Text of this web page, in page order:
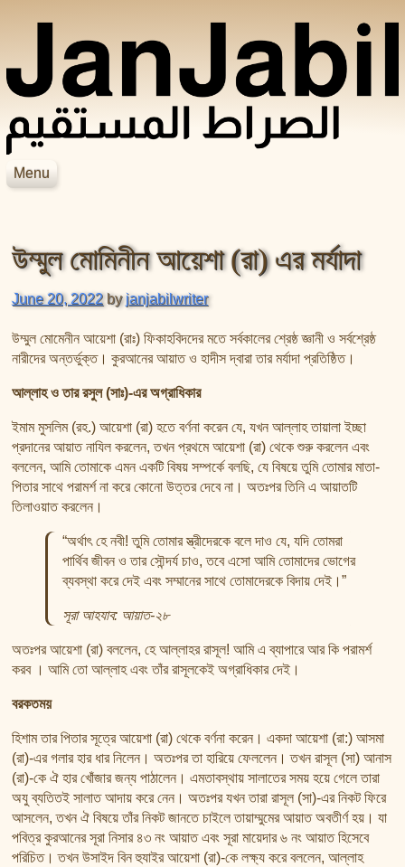
Menu
Books
হাদিসের বইসমূহ
সহীহ বুখারী শরীফ
সহীহ মুসলিম শরীফ
আসহাবে রাসূলের জীবনকথা
শায়েখ জসিম উদ্দিন রহমানির বইসমূহ
শায়েখ সালেহ আল মুনাজ্জিদের বইসমূহ
শায়খ আহমদ মুসা জিবরীলের বই সমূহ
Videos
উম্মুল মোমিনীন আয়েশা (রা) এর মর্যাদা
June 20, 2022 byjanjabilwriter
উম্মুল মোমেনীন আয়েশা (রাঃ) ফিকাহবিদদের মতে সর্বকালের শ্রেষ্ঠ জ্ঞানী ও সর্বশ্রেষ্ঠ
নারীদের অন্তর্ভুক্ত। কুরআনের আয়াত ও হাদীস দ্বারা তার মর্যাদা প্রতিষ্ঠিত।
আল্লাহ ও তার রসুল (সাঃ)-এর অগ্রাধিকার
ইমাম মুসলিম (রহ.) আয়েশা (রা) হতে বর্ণনা করেন যে, যখন আল্লাহ তায়ালা ইচ্ছা
প্রদানের আয়াত নাযিল করলেন, তখন প্রথমে আয়েশা (রা) থেকে শুরু করলেন এবং
বললেন, আমি তোমাকে এমন একটি বিষয় সম্পর্কে বলছি, যে বিষয়ে তুমি তোমার মাতা-
পিতার সাথে পরামর্শ না করে কোনো উত্তর দেবে না। অতঃপর তিনি এ আয়াতটি
তিলাওয়াত করলেন।
“অর্থাৎ হে নবী! তুমি তোমার স্ত্রীদেরকে বলে দাও যে, যদি তোমরা
পার্থিব জীবন ও তার সৌন্দর্য চাও, তবে এসো আমি তোমাদের ভোগের
ব্যবস্থা করে দেই এবং সম্মানের সাথে তোমাদেরকে বিদায় দেই।”
সূরা আহযাব: আয়াত-২৮
অতঃপর আয়েশা (রা) বললেন, হে আল্লাহর রাসূল! আমি এ ব্যাপারে আর কি পরামর্শ
করব । আমি তো আল্লাহ এবং তাঁর রাসূলকেই অগ্রাধিকার দেই।
বরকতময়
হিশাম তার পিতার সূত্রে আয়েশা (রা) থেকে বর্ণনা করেন। একদা আয়েশা (রা:) আসমা
(রা)-এর গলার হার ধার নিলেন। অতঃপর তা হারিয়ে ফেললেন। তখন রাসূল (সা) আনাস
(রা)-কে ঐ হার খোঁজার জন্য পাঠালেন। এমতাবস্থায় সালাতের সময় হয়ে গেলে তারা
অযু ব্যতিতই সালাত আদায় করে নেন। অতঃপর যখন তারা রাসূল (সা)-এর নিকট ফিরে
আসলেন, তখন ঐ বিষয়ে তাঁর নিকট জানতে চাইলে তায়াম্মুমের আয়াত অবতীর্ণ হয়। যা
পবিত্র কুরআনের সূরা নিসার ৪৩ নং আয়াত এবং সূরা মায়েদার ৬ নং আয়াত হিসেবে
পরিচিত। তখন উসাইদ বিন হুযাইর আয়েশা (রা)-কে লক্ষ্য করে বললেন, আল্লাহ